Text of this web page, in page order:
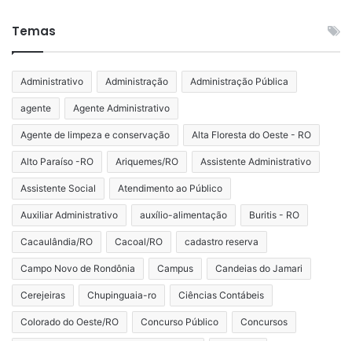
Temas
Administrativo Administração Administração Pública
agente Agente Administrativo
Agente de limpeza e conservação Alta Floresta do Oeste - RO
Alto Paraíso -RO Ariquemes/RO Assistente Administrativo
Assistente Social Atendimento ao Público
Auxiliar Administrativo auxílio-alimentação Buritis - RO
Cacaulândia/RO Cacoal/RO cadastro reserva
Campo Novo de Rondônia Campus Candeias do Jamari
Cerejeiras Chupinguaia-ro Ciências Contábeis
Colorado do Oeste/RO Concurso Público Concursos